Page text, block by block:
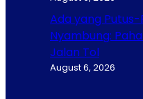
Ada yang Putus-
Nyambung:
Jalan Tol
August 6, 2026